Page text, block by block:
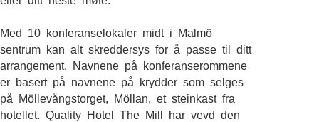
Med 10 konferanselokaler midt i Malmö
sentrum kan alt skreddersys for å passe til ditt
arrangement. Navnene på konferanserommene
er basert på navnene på krydder som selges
på Möllevångstorget, Möllan, et steinkast fra
hotellet. Quality Hotel The Mill har vevd den